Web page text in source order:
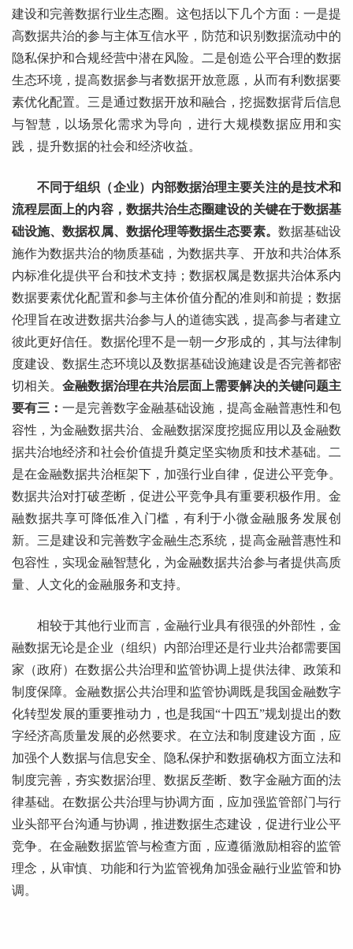
建设和完善数据行业生态圈。这包括以下几个方面：一是提
高数据共治的参与主体互信水平，防范和识别数据流动中的
隐私保护和合规经营中潜在风险。二是创造公平合理的数据
生态环境，提高数据参与者数据开放意愿，从而有利数据要
素优化配置。三是通过数据开放和融合，挖掘数据背后信息
与智慧，以场景化需求为导向，进行大规模数据应用和实
践，提升数据的社会和经济收益。
不同于组织（企业）内部数据治理主要关注的是技术和
流程层面上的内容，数据共治生态圈建设的关键在于数据基
础设施、数据权属、数据伦理等数据生态要素。 数据基础设
施作为数据共治的物质基础，为数据共享、开放和共治体系
内标准化提供平台和技术支持；数据权属是数据共治体系内
数据要素优化配置和参与主体价值分配的准则和前提；数据
伦理旨在改进数据共治参与人的道德实践，提高参与者建立
彼此更好信任。数据伦理不是一朝一夕形成的，其与法律制
度建设、数据生态环境以及数据基础设施建设是否完善都密
切相关。金融数据治理在共治层面上需要解决的关键问题主
要有三：一是完善数字金融基础设施，提高金融普惠性和包
容性，为金融数据共治、金融数据深度挖掘应用以及金融数
据共治地经济和社会价值提升奠定坚实物质和技术基础。二
是在金融数据共治框架下，加强行业自律，促进公平竞争。
数据共治对打破垄断，促进公平竞争具有重要积极作用。金
融数据共享可降低准入门槛，有利于小微金融服务发展创
新。三是建设和完善数字金融生态系统，提高金融普惠性和
包容性，实现金融智慧化，为金融数据共治参与者提供高质
量、人文化的金融服务和支持。
相较于其他行业而言，金融行业具有很强的外部性，金
融数据无论是企业（组织）内部治理还是行业共治都需要国
家（政府）在数据公共治理和监管协调上提供法律、政策和
制度保障。金融数据公共治理和监管协调既是我国金融数字
化转型发展的重要推动力，也是我国“十四五”规划提出的数
字经济高质量发展的必然要求。在立法和制度建设方面，应
加强个人数据与信息安全、隐私保护和数据确权方面立法和
制度完善，夯实数据治理、数据反垄断、数字金融方面的法
律基础。在数据公共治理与协调方面，应加强监管部门与行
业头部平台沟通与协调，推进数据生态建设，促进行业公平
竞争。在金融数据监管与检查方面，应遵循激励相容的监管
理念，从审慎、功能和行为监管视角加强金融行业监管和协
调。